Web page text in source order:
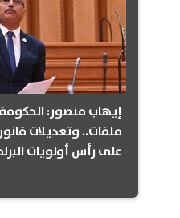
ملفات.. وتعديلات
على رأس أولويات